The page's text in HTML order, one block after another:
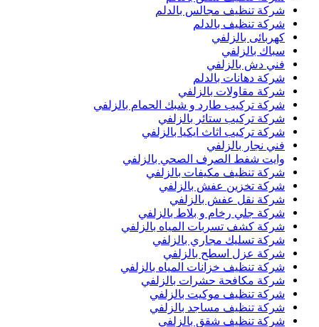
شركة تنظيف مجالس بالدلم
شركة تنظيف بالدلم
كهربائى بالزلفي
سباك بالزلفي
فني دش بالزلفي
شركة دهانات بالدلم
شركة مقاولات بالزلفي
شركة تركيب طارد و شبك الحمام بالزلفي
شركة تركيب ستائر بالزلفي
شركة تركيب اثاث ايكيا بالزلفي
فني نجار بالزلفي
وايت شفط الصرف الصحي بالزلفي
شركة تنظيف مكيفات بالزلفي
شركة تخزين عفش بالزلفي
شركة نقل عفش بالزلفي
شركة جلي رخام و بلاط بالزلفي
شركة كشف تسربات المياه بالزلفي
شركة تسليك مجاري بالزلفي
شركة عزل اسطح بالزلفي
شركة تنظيف خزانات المياه بالزلفي
شركة مكافحة حشرات بالزلفي
شركة تنظيف موكيت بالزلفي
شركة تنظيف مساجد بالزلفي
شركة تنظيف شقق بالزلفي